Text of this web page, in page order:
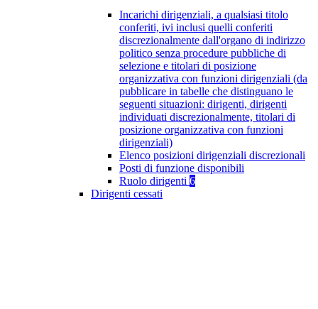
Incarichi dirigenziali, a qualsiasi titolo
conferiti, ivi inclusi quelli conferiti
discrezionalmente dall'organo di indirizzo
politico senza procedure pubbliche di
selezione e titolari di posizione
organizzativa con funzioni dirigenziali (da
pubblicare in tabelle che distinguano le
seguenti situazioni: dirigenti, dirigenti
individuati discrezionalmente, titolari di
posizione organizzativa con funzioni
dirigenziali)
Elenco posizioni dirigenziali discrezionali
Posti di funzione disponibili
Ruolo dirigenti 6
Dirigenti cessati